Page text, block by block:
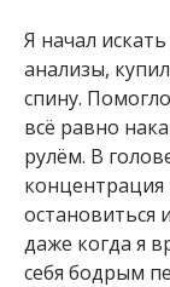
Я начал
анализы,
спину.
всё равно
рулём. В
концентрация
остановиться
даже когда я
себя бодрым